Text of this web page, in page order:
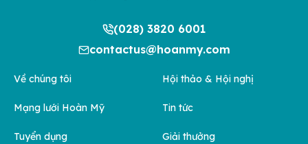
(028) 3820 6001
contactus@hoanmy.com
Về chúng tôi
Mạng lưới Hoàn Mỹ
Tuyển dụng
Hội thảo & Hội nghị
Tin tức
Giải thưởng